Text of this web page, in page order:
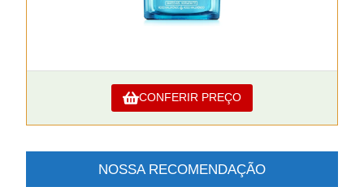
CONFERIR PREÇO
NOSSA RECOMENDAÇÃO